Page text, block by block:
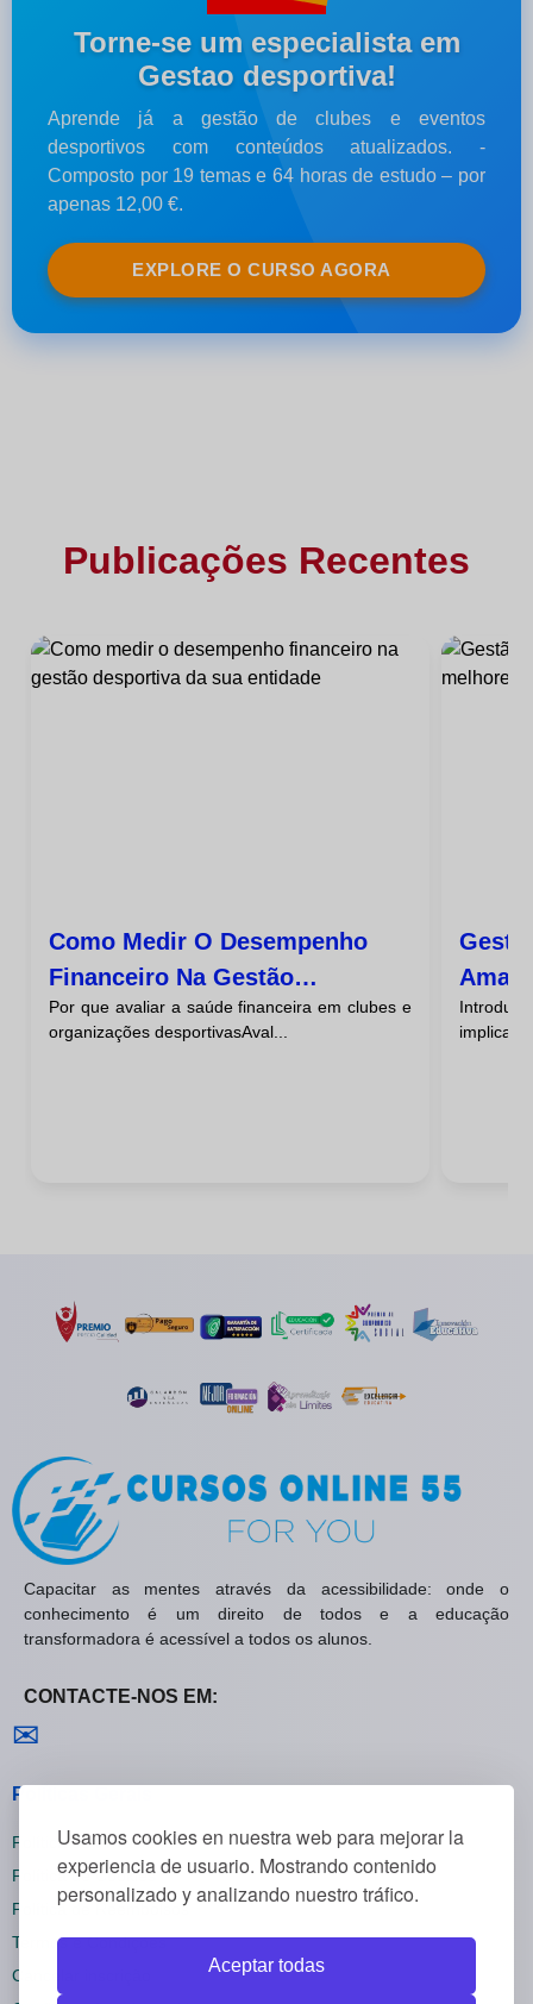
Usamos cookies en nuestra web para mejorar la
experiencia de usuario. Mostrando contenido
personalizado y analizando nuestro tráfico.
Aceptar todas
Torne-se um especialista em
Gestao desportiva!
Aprende já a gestão de clubes e eventos
desportivos com conteúdos atualizados. -
Composto por 19 temas e 64 horas de estudo – por
apenas 12,00 €.
EXPLORE O CURSO AGORA
Publicações Recentes
Como Medir O Desempenho
Financeiro Na Gestão
Desportiva Da Sua Entidade
Por que avaliar a saúde financeira em clubes e
organizações desportivasAval...
implica
Capacitar as mentes através da acessibilidade: onde o
conhecimento é um direito de todos e a educação
transformadora é acessível a todos os alunos.
CONTACTE-NOS EM:
✉
Políticas Gerais
Política de Privacidade
Política de Cookies
Política de Reembolsos
Termos e Condições
Cancelar inscrição